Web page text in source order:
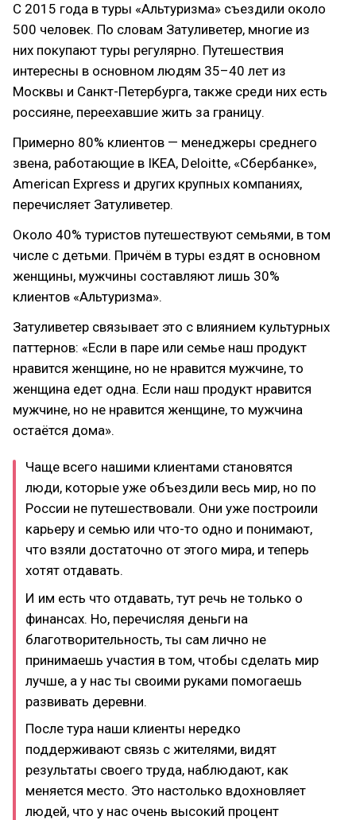
С 2015 года в туры «Альтуризма» съездили около
500 человек. По словам Затуливетер, многие из
них покупают туры регулярно. Путешествия
интересны в основном людям 35–40 лет из
Москвы и Санкт-Петербурга, также среди них есть
россияне, переехавшие жить за границу.
Примерно 80% клиентов — менеджеры среднего
звена, работающие в IKEA, Deloitte, «Cбербанке»,
American Express и других крупных компаниях,
перечисляет Затуливетер.
Около 40% туристов путешествуют семьями, в том
числе с детьми. Причём в туры ездят в основном
женщины, мужчины составляют лишь 30%
клиентов «Альтуризма».
Затуливетер связывает это с влиянием культурных
паттернов: «Если в паре или семье наш продукт
нравится женщине, но не нравится мужчине, то
женщина едет одна. Если наш продукт нравится
мужчине, но не нравится женщине, то мужчина
остаётся дома».
Чаще всего нашими клиентами становятся
люди, которые уже объездили весь мир, но по
России не путешествовали. Они уже построили
карьеру и семью или что-то одно и понимают,
что взяли достаточно от этого мира, и теперь
хотят отдавать.
И им есть что отдавать, тут речь не только о
финансах. Но, перечисляя деньги на
благотворительность, ты сам лично не
принимаешь участия в том, чтобы сделать мир
лучше, а у нас ты своими руками помогаешь
развивать деревни.
После тура наши клиенты нередко
поддерживают связь с жителями, видят
результаты своего труда, наблюдают, как
меняется место. Это настолько вдохновляет
людей, что у нас очень высокий процент